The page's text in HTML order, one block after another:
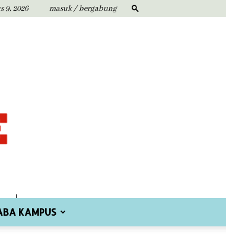
9, 2026 masuk / bergabung
KAMPUS